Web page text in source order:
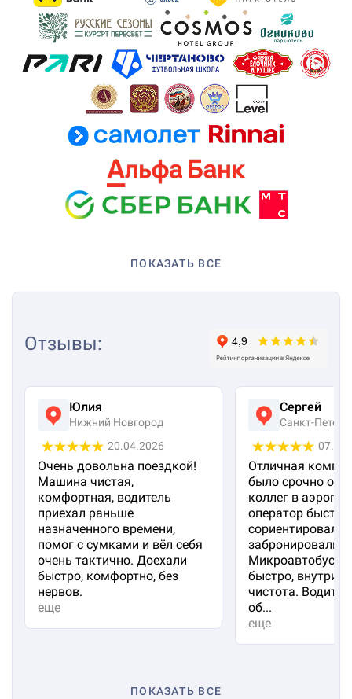
ПОКАЗАТЬ ВСЕ
Отзывы:
Юлия
Нижний Новгород
20.04.2026
Очень довольна поездкой!
Машина чистая,
комфортная, водитель
приехал раньше
назначенного времени,
помог с сумками и вёл себя
очень тактично. Доехали
быстро, комфортно, без
нервов.
еще
Сергей
Санкт-
Отличная
было срочно
коллег в
оператор быстро
сориентировал и
забронировали
Микроавтобус
быстро, внутри
чистота.
об...
еще
ПОКАЗАТЬ ВСЕ